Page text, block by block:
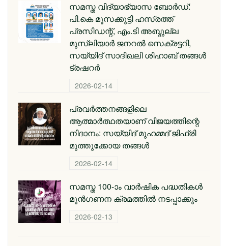
സമസ്ത വിദ്യാഭ്യാസ ബോർഡ്:
പി.കെ മൂസക്കുട്ടി ഹസ്രത്ത്
പ്രസിഡന്റ്, എം.ടി അബ്ദുല്ല
മുസ്ലിയാർ ജനറൽ സെക്രട്ടറി,
സയ്യിദ് സാദിഖലി ശിഹാബ് തങ്ങൾ
ട്രഷറർ
2026-02-14
പ്രവര്‍ത്തനങ്ങളിലെ
ആത്മാര്‍ത്ഥതയാണ് വിജയത്തിന്റെ
നിദാനം: സയ്യിദ് മുഹമ്മദ് ജിഫ്രി
മുത്തുക്കോയ തങ്ങള്‍
2026-02-14
സമസ്ത 100-ാം വാർഷിക പദ്ധതികൾ
മുൻഗണന ക്രമത്തിൽ നടപ്പാക്കും
2026-02-13